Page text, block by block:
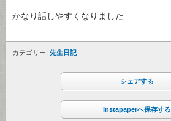
かなり話しやすくなりました
カテゴリー: 先生日記
シェアする
Instapaperへ保存する